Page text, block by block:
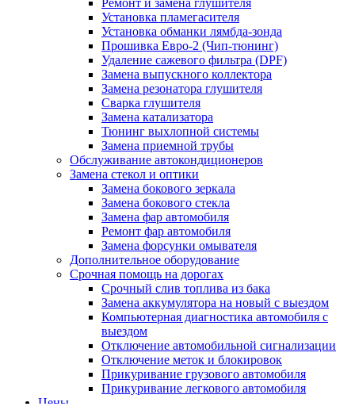
Ремонт и замена глушителя
Установка пламегасителя
Установка обманки лямбда-зонда
Прошивка Евро-2 (Чип-тюнинг)
Удаление сажевого фильтра (DPF)
Замена выпускного коллектора
Замена резонатора глушителя
Сварка глушителя
Замена катализатора
Тюнинг выхлопной системы
Замена приемной трубы
Обслуживание автокондиционеров
Замена стекол и оптики
Замена бокового зеркала
Замена бокового стекла
Замена фар автомобиля
Ремонт фар автомобиля
Замена форсунки омывателя
Дополнительное оборудование
Срочная помощь на дорогах
Срочный слив топлива из бака
Замена аккумулятора на новый с выездом
Компьютерная диагностика автомобиля с
выездом
Отключение автомобильной сигнализации
Отключение меток и блокировок
Прикуривание грузового автомобиля
Прикуривание легкового автомобиля
Цены